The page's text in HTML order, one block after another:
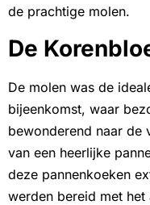
de prachtige molen.
De
De molen was de
bijeenkomst, waar
bewonderend naar de
van een heerlijke
deze pannenkoeken
werden bereid met